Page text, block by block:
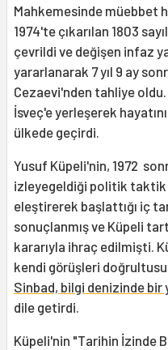
Mahkemesinde müebbet
1974'te çıkarılan 1803
çevrildi ve değişen infaz
yararlanarak 7 yıl 9 ay
Cezaevi'nden tahliye oldu.
İsveç'e yerleşerek
ülkede geçirdi.
Yusuf Küpeli'nin, 1972
izleyegeldiği politik taktik
eleştirerek başlattığı iç
sonuçlanmış ve Küpeli
kararıyla ihraç edilmişti.
kendi görüşleri
Sinbad, bilgi denizinde bir
dile getirdi.
Küpeli'nin "Tarihin İzinde